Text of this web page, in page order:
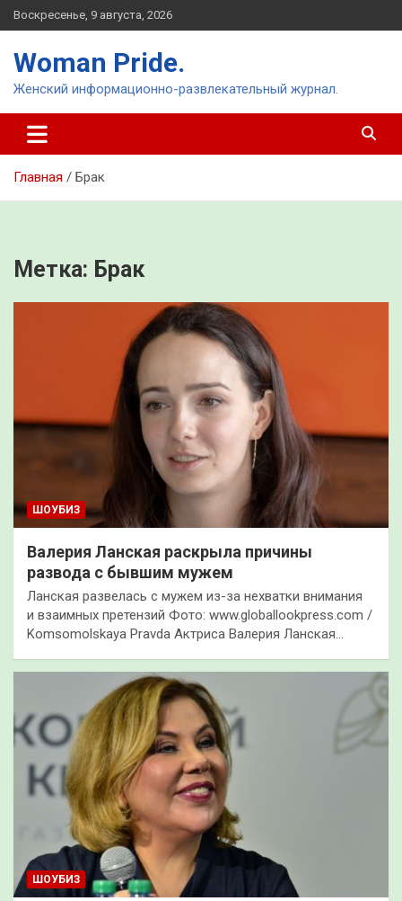
Перейти
к
Воскресенье, 9 августа, 2026
Woman Pride.
Женский информационно-развлекательный журнал.
Главная Брак
Метка: Брак
ШОУБИЗ
Валерия Ланская раскрыла причины
развода с бывшим мужем
Ланская развелась с мужем из-за нехватки внимания
и взаимных претензий Фото: www.globallookpress.com /
Komsomolskaya Pravda Актриса Валерия Ланская…
ШОУБИЗ